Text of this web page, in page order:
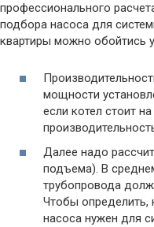
профессионального
подбора насоса для
квартиры можно обойтись
мощности
если котел стоит
Далее надо
подъема). В
трубопровода
Чтобы определить,
насоса нужен для